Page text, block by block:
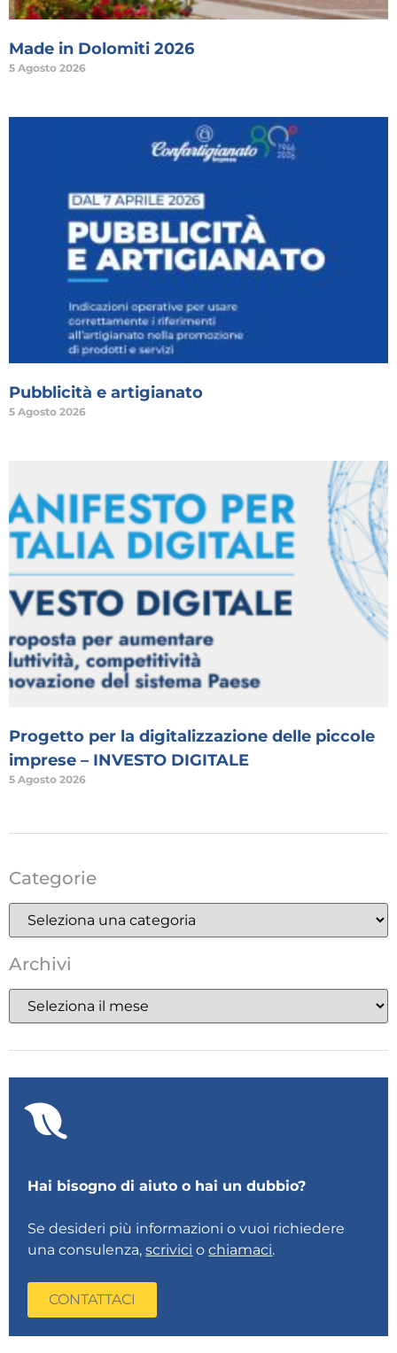
Made in Dolomiti 2026
5 Agosto 2026
Pubblicità e artigianato
5 Agosto 2026
Progetto per la digitalizzazione delle piccole
imprese – INVESTO DIGITALE
5 Agosto 2026
Categorie
Archivi
Hai bisogno di aiuto o hai un dubbio?
Se desideri più informazioni o vuoi richiedere
una consulenza,scrivici ochiamaci.
CONTATTACI